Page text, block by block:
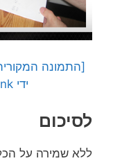
[התמונה
ידי flippinyank לאתר flickr]
לסיכום
ללא שמירה על